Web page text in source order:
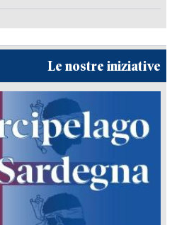
Le nostre iniziative